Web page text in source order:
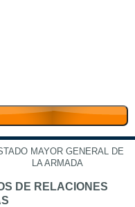
MAYOR GENERAL DE
LA ARMADA
DE RELACIONES